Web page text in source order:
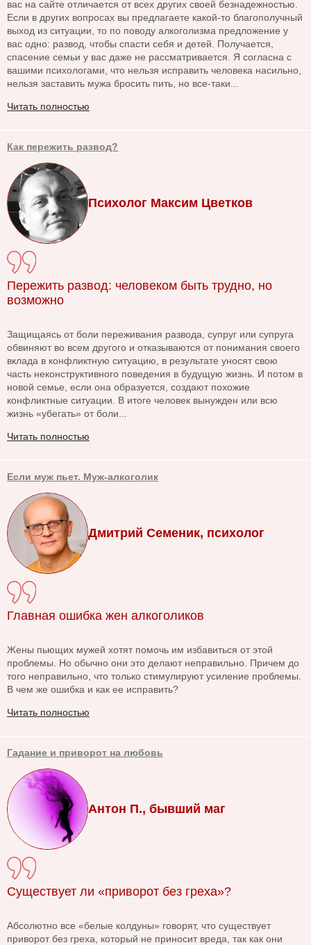
вас на сайте отличается от всех других своей безнадежностью.
Если в других вопросах вы предлагаете какой-то благополучный
выход из ситуации, то по поводу алкоголизма предложение у
вас одно: развод, чтобы спасти себя и детей. Получается,
спасение семьи у вас даже не рассматривается. Я согласна с
вашими психологами, что нельзя исправить человека насильно,
нельзя заставить мужа бросить пить, но все-таки...
Читать полностью
Как пережить развод?
Психолог Максим Цветков
Пережить развод: человеком быть трудно, но
возможно
Защищаясь от боли переживания развода, супруг или супруга
обвиняют во всем другого и отказываются от понимания своего
вклада в конфликтную ситуацию, в результате уносят свою
часть неконструктивного поведения в будущую жизнь. И потом в
новой семье, если она образуется, создают похожие
конфликтные ситуации. В итоге человек вынужден или всю
жизнь «убегать» от боли...
Читать полностью
Если муж пьет. Муж-алкоголик
Дмитрий Семеник, психолог
Главная ошибка жен алкоголиков
Жены пьющих мужей хотят помочь им избавиться от этой
проблемы. Но обычно они это делают неправильно. Причем до
того неправильно, что только стимулируют усиление проблемы.
В чем же ошибка и как ее исправить?
Читать полностью
Гадание и приворот на любовь
Антон П., бывший маг
Существует ли «приворот без греха»?
Абсолютно все «белые колдуны» говорят, что существует
приворот без греха, который не приносит вреда, так как они